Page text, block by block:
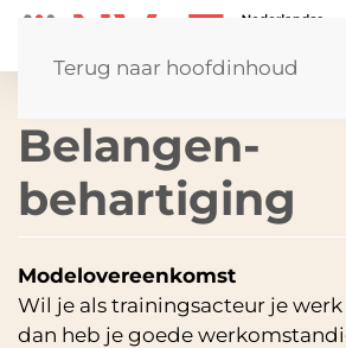
Terug naar hoofdinhoud
Belangen­
behartiging
Model­overeenkomst
Wil je als trainingsacteur je
dan heb je goede